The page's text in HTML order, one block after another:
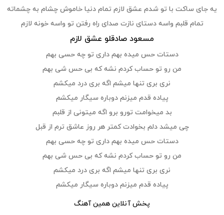
یه جای ساکت با تو شدم عشق لازم تمام دنیا خاموش چشام به چشماته
تمام قلبم واسه دستای نازت صدای راه رفتن تو واسه خونه لازم
مسعود صادقلو عشق لازم
دستات حس میده بهم داری تو چه حسی بهم
من رو تو حساب کردم نشه که بی حس شی بهم
نری بری تنها میشم اگه بری درد میکشم
پیاده قدم میزنم دوباره سیگار میکشم
بد میخوامت تورو برو اگه میتونی از قلبم
چی میشد دلم بخوادت کمتر هر روز عاشق ترم از قبل
دستات حس میده بهم داری تو چه حسی بهم
من رو تو حساب کردم نشه که بی حس شی بهم
نری بری تنها میشم اگه بری درد میکشم
پیاده قدم میزنم دوباره سیگار میکشم
پخش آنلاین همین آهنگ